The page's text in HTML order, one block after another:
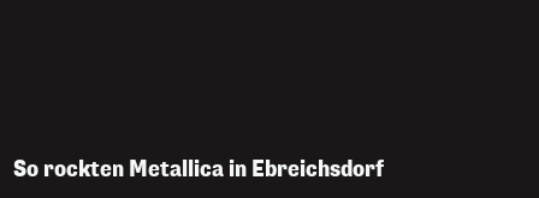
So rockten Metallica in Ebreichsdorf